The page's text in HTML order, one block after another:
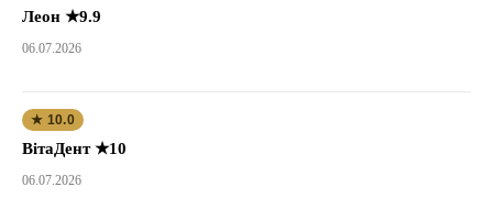
Леон ★9.9
06.07.2026
★ 10.0
ВітаДент ★10
06.07.2026